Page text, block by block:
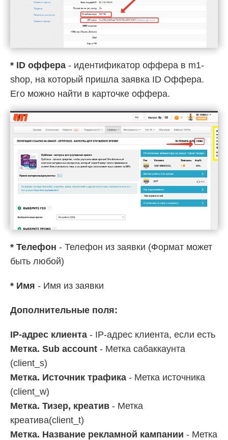
* ID оффера - идентификатор оффера в m1-
shop, на который пришла заявка ID Оффера.
Его можно найти в карточке оффера.
* Телефон - Телефон из заявки (Формат может
быть любой)
* Имя - Имя из заявки
Дополнительные поля:
IP-адрес клиента - IP-адрес клиента, если есть
Метка. Sub account - Метка сабаккаунта
(client_s)
Метка. Источник трафика - Метка источника
(client_w)
Метка. Тизер, креатив - Метка
креатива(client_t)
Метка. Название рекламной кампании - Метка